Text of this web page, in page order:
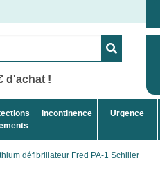
d'achat !
Incontinence Urgence
défibrillateur Fred PA-1 Schiller